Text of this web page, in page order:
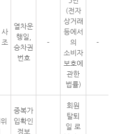
사
조
열차운
행일,
승차권
번호
-
(전자
상거래
등에서
의
소비자
보호에
관한
법률)
-
중복가
입확인
정보
회원
탈퇴
일 로